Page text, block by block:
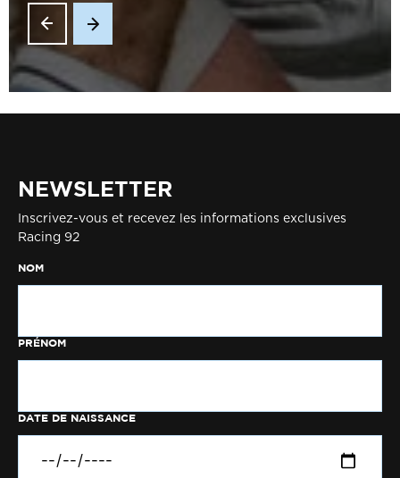
NEWSLETTER
Inscrivez-vous et recevez les informations exclusives
Racing 92
NOM
PRÉNOM
DATE DE NAISSANCE